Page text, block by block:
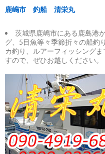
ゲ
シ
ョ
鹿嶋市 釣船 清栄丸
茨城県鹿嶋市にある鹿島港
グ、5目魚等々季節折々の船釣
カ釣り、ルアーフィッシング
すので、ぜひお越しください。